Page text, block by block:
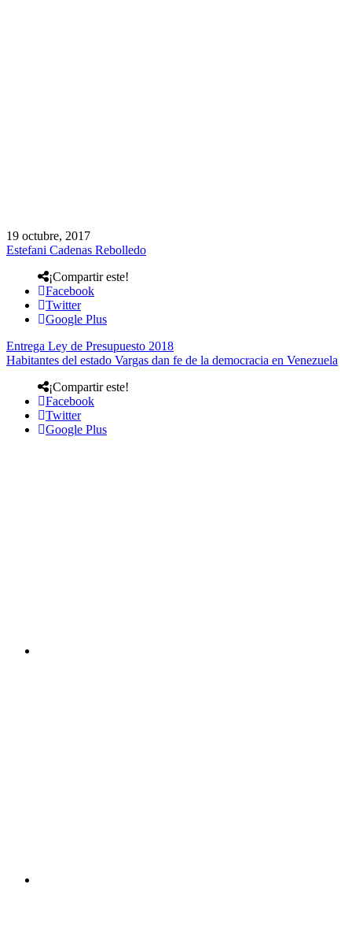
19 octubre, 2017
Estefani Cadenas Rebolledo
¡Compartir este!
Facebook
Twitter
Google Plus
Entrega Ley de Presupuesto 2018
Habitantes del estado Vargas dan fe de la democracia en Venezuela
¡Compartir este!
Facebook
Twitter
Google Plus